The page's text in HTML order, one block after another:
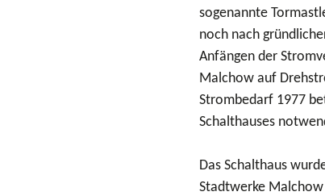
sogenannte
noch nach
Anfängen der
Malchow auf
Strombedarf 1977
Schalthauses
Das Schalthaus
Stadtwerke